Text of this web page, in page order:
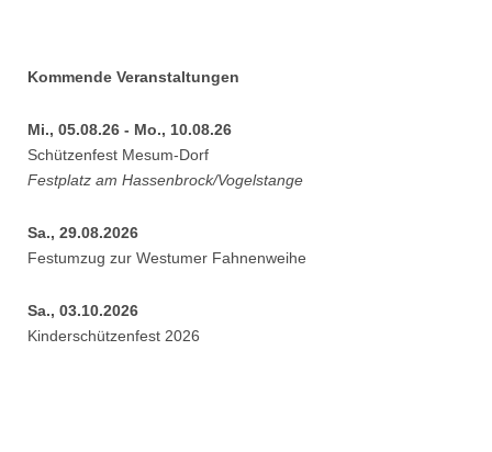
Kommende Veranstaltungen
Mi., 05.08.26 - Mo., 10.08.26
Schützenfest Mesum-Dorf
Festplatz am Hassenbrock/Vogelstange
Sa., 29.08.2026
Festumzug zur Westumer Fahnenweihe
Sa., 03.10.2026
Kinderschützenfest 2026